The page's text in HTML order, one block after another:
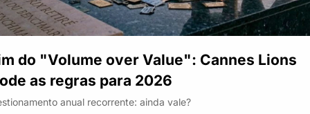
do "Volume over Value": Cannes Lions
as regras para 2026
anual recorrente: ainda vale?